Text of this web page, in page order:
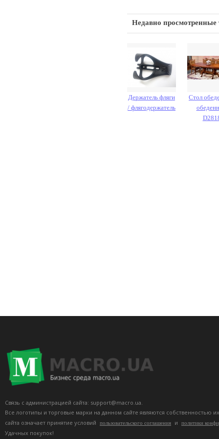
Недавно просмотренные
Держатель фляги
/ флягодержатель
Стол
Связь с администрацией сайта: support@macro.ua.
Все логотипы и торговые марки на данном сайте являются собственностью
сайта означает принятие условий
пользовательского соглашения и политики
Удачных покупок!